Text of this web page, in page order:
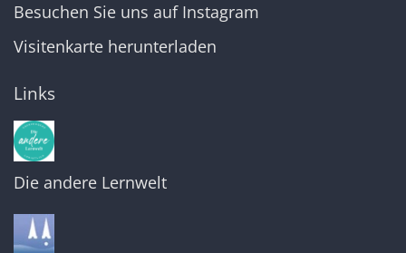
Besuchen Sie uns auf Instagram
Visitenkarte herunterladen
Links
Die andere Lernwelt